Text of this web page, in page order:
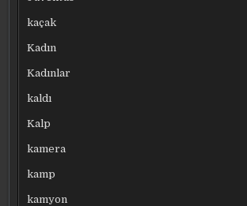
kaçak
Kadın
Kadınlar
kaldı
Kalp
kamera
kamp
kamyon